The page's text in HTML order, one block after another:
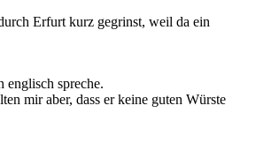
Erfurt kurz gegrinst, weil da ein
englisch spreche.
mir aber, dass er keine guten Würste